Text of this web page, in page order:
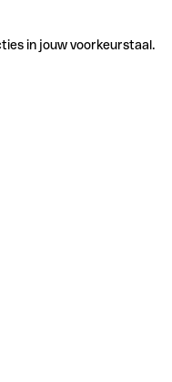
in jouw voorkeurstaal.